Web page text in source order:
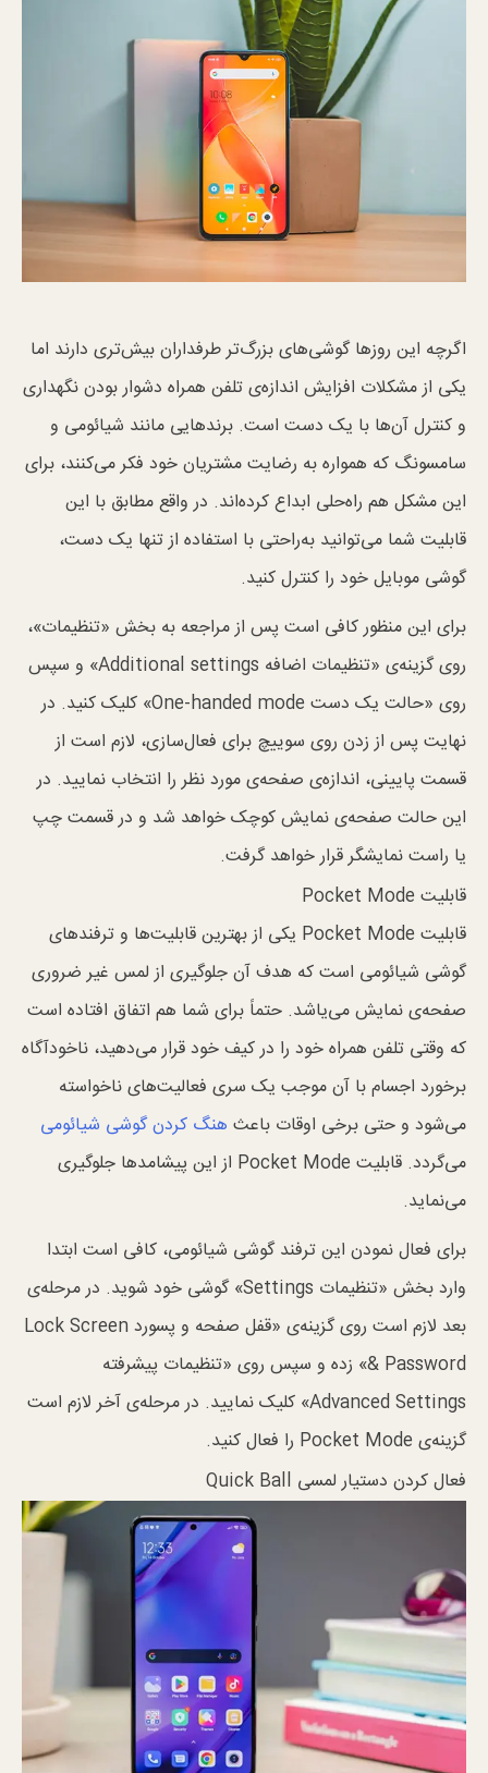
اگرچه این روز‌ها گوشی‌های بزرگ‌تر طرفداران بیش‌تری دارند اما
یکی از مشکلات افزایش اندازه‌ی تلفن همراه دشوار بودن نگهداری
و کنترل آن‌ها با یک دست است. برند‌هایی مانند شیائومی و
سامسونگ که همواره به رضایت مشتریان خود فکر می‌کنند، برای
این مشکل هم راه‌حلی ابداع کرده‌اند. در واقع مطابق با این
قابلیت شما می‌توانید به‌راحتی با استفاده از تنها یک دست،
گوشی موبایل خود را کنترل کنید.
برای این منظور کافی است پس از مراجعه به بخش «تنظیمات»،
روی گزینه‌ی «تنظیمات اضافه Additional settings» و سپس
روی «حالت یک دست One-handed mode» کلیک کنید. در
نهایت پس از زدن روی سوییچ برای فعال‌سازی، لازم است از
قسمت پایینی، اندازه‌ی صفحه‌ی مورد نظر را انتخاب نمایید. در
این حالت صفحه‌ی نمایش کوچک خواهد شد و در قسمت چپ
یا راست نمایشگر قرار خواهد گرفت.
قابلیت Pocket Mode
قابلیت Pocket Mode یکی از بهترین قابلیت‌ها و ترفند‌های
گوشی شیائومی است که هدف آن جلوگیری از لمس غیر ضروری
صفحه‌ی نمایش می‌یاشد. حتماً برای شما هم اتفاق افتاده است
که وقتی تلفن همراه خود را در کیف خود قرار می‌دهید، ناخودآگاه
برخورد اجسام با آن موجب یک سری فعالیت‌های ناخواسته
می‌شود و حتی برخی اوقات باعث هنگ کردن گوشی شیائومی
می‌گردد. قابلیت Pocket Mode از این پیشامد‌ها جلوگیری
می‌نماید.
برای فعال نمودن این ترفند گوشی شیائومی، کافی است ابتدا
وارد بخش «تنظیمات Settings» گوشی خود شوید. در مرحله‌ی
بعد لازم است روی گزینه‌ی «قفل صفحه و پسورد Lock Screen
& Password» زده و سپس روی «تنظیمات پیشرفته
Advanced Settings» کلیک نمایید. در مرحله‌ی آخر لازم است
گزینه‌ی Pocket Mode را فعال کنید.
فعال کردن دستیار لمسی Quick Ball